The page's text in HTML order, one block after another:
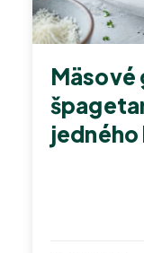
Mäsové
jedného